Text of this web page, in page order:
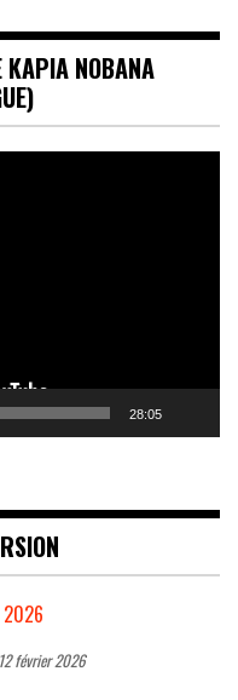
KAPIA NOBANA
28:05
février 2026